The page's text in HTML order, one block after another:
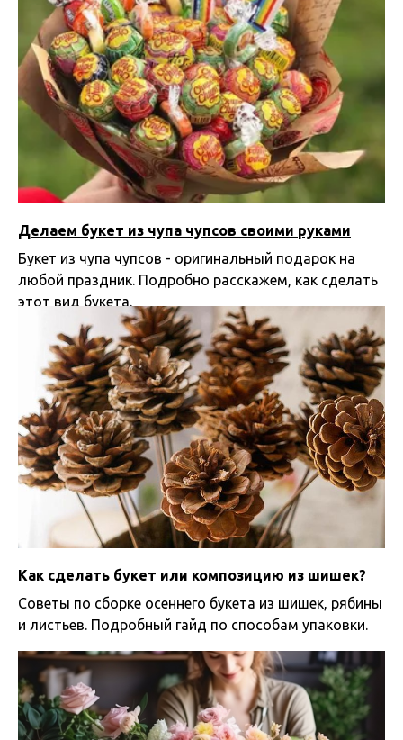
Делаем букет из чупа чупсов своими руками
Букет из чупа чупсов - оригинальный подарок на
любой праздник. Подробно расскажем, как сделать
этот вид букета.
10.11.2024 10:02
Как сделать букет или композицию из шишек?
Советы по сборке осеннего букета из шишек, рябины
и листьев. Подробный гайд по способам упаковки.
21.10.2024 16:08